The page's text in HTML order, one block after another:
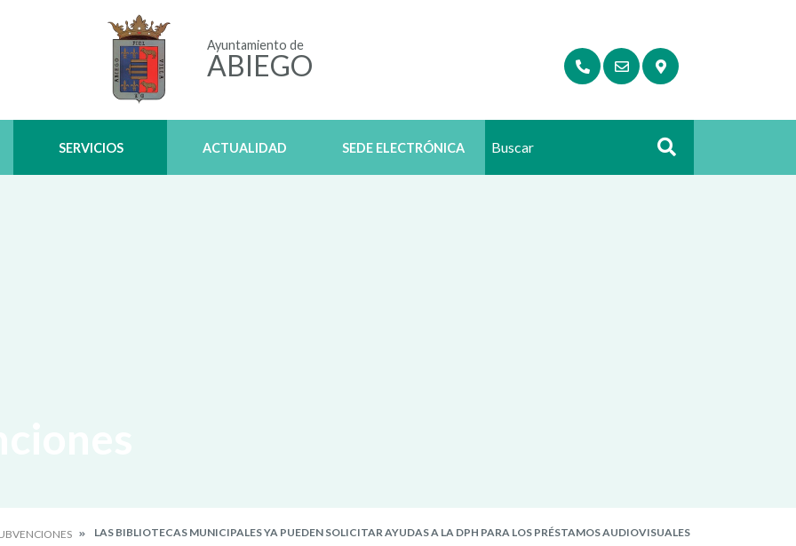
Ayuntamiento de
ABIEGO
SERVICIOS ACTUALIDAD SEDE ELECTRÓNICA Buscar
LAS BIBLIOTECAS MUNICIPALES YA PUEDEN SOLICITAR AYUDAS A LA DPH PARA LOS PRÉSTAMOS AUDIOVISUALES